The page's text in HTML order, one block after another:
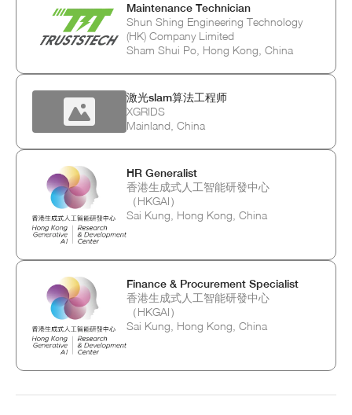
Maintenance Technician
Shun Shing Engineering Technology
(HK) Company Limited
Sham Shui Po, Hong Kong, China
激光slam算法工程师
XGRIDS
Mainland, China
HR Generalist
香港生成式人工智能研發中心
（HKGAI）
Sai Kung, Hong Kong, China
Finance & Procurement Specialist
香港生成式人工智能研發中心
（HKGAI）
Sai Kung, Hong Kong, China